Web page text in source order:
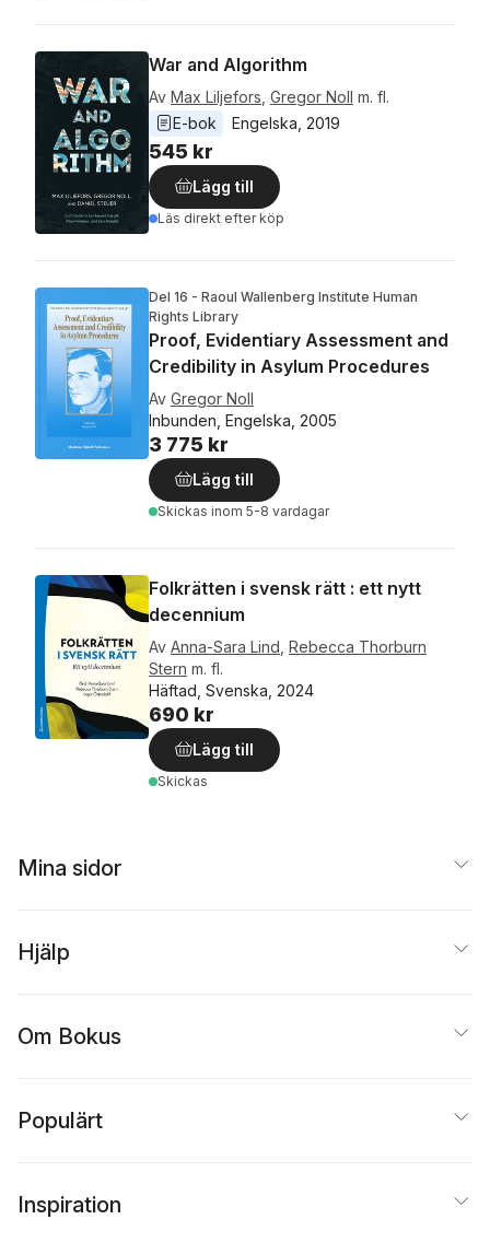
War and Algorithm
Av Max Liljefors Gregor Noll m. fl.
E-bok
Engelska 2019
545 kr
Lägg till
Läs direkt efter köp
Del 16 - Raoul Wallenberg Institute Human
Rights Library
Proof, Evidentiary Assessment and
Credibility in Asylum Procedures
Av Gregor Noll
Inbunden, Engelska, 2005
3 775 kr
Lägg till
Skickas inom 5-8 vardagar
Folkrätten i svensk rätt : ett nytt
decennium
Av Anna-Sara Lind Rebecca Thorburn
Stern m. fl.
Häftad, Svenska, 2024
690 kr
Lägg till
Skickas
Mina sidor
Hjälp
Om Bokus
Populärt
Inspiration